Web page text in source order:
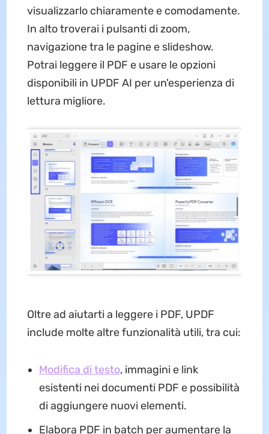
visualizzarlo chiaramente e comodamente.
In alto troverai i pulsanti di zoom,
navigazione tra le pagine e slideshow.
Potrai leggere il PDF e usare le opzioni
disponibili in UPDF AI per un'esperienza di
lettura migliore.
Oltre ad aiutarti a leggere i PDF, UPDF
include molte altre funzionalità utili, tra cui:
Modifica di testo, immagini e link
esistenti nei documenti PDF e possibilità
di aggiungere nuovi elementi.
Elabora PDF in batch per aumentare la